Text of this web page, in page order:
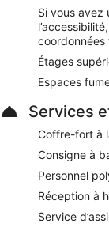
Si vous avez
Étages
Espaces
Services
Coffre-fort à
Consigne à
Personnel
Réception à
Service